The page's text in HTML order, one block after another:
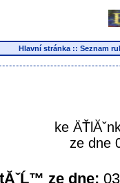
Hlavní stránka :: Seznam
ke
ze dne
ze dne: